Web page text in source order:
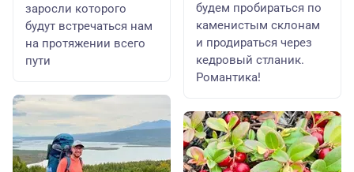
заросли которого
будут встречаться нам
на протяжении всего
пути
будем пробираться по
каменистым склонам
и продираться через
кедровый стланик.
Романтика!